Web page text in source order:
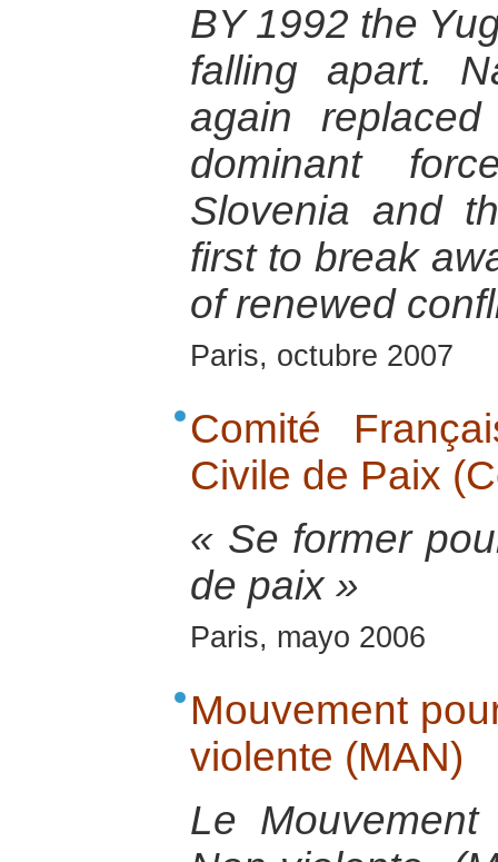
BY 1992 the
falling apart.
again
dominant
Slovenia and
first to break
of renewed
Paris, octubre 2007
Comité
Civile de Paix
« Se former
de paix »
Paris, mayo 2006
Mouvement
violente (MAN)
Le